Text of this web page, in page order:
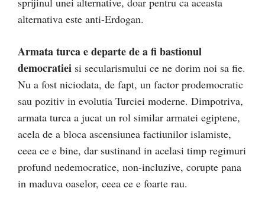
alternativa este anti-Erdogan.
Armata turca e departe de a fi bastionul
democratiei si secularismului ce ne dorim noi sa fie.
Nu a fost niciodata, de fapt, un factor prodemocratic
sau pozitiv in evolutia Turciei moderne. Dimpotriva,
armata turca a jucat un rol similar armatei egiptene,
acela de a bloca ascensiunea factiunilor islamiste,
ceea ce e bine, dar sustinand in acelasi timp regimuri
profund nedemocratice, non-incluzive, corupte pana
in maduva oaselor, ceea ce e foarte rau.